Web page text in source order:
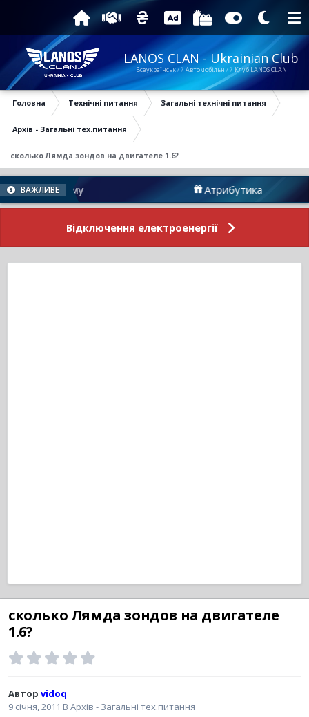
LANOS CLAN - Ukrainian Club
Всеукраїнський Автомобільний Клуб LANOS CLAN
Головна Технічні питання Загальні технічні питання
Архів - Загальні тех.питання
сколько Лямда зондов на двигателе 1.6?
ВАЖЛИВЕ
Форуму Атрибутика
Відключення електроенергії
сколько Лямда зондов на двигателе
1.6?
Автор vidoq
9 січня, 2011 В Архів - Загальні тех.питання